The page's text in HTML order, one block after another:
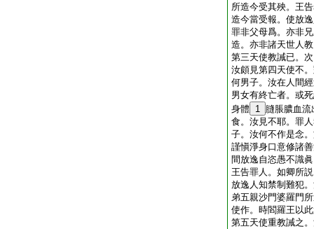
所造今受其殃。王
造今當受報。使放
罪非父母爲。亦非
造。亦非諸天世人
第三天使教誡已。
汝頗見第四天使不
何男子。汝在人間
男女有終亡者。或
身體
1 膖脹膿血
食。汝見不耶。罪
子。汝何不作是念
謹愼淨身口意修諸
間放逸自恣愚不識
王告罪人。如卿所
放逸人知禁制難犯
弟五親沙門婆羅門
使作。時閻羅王以
第五天使重教誡之